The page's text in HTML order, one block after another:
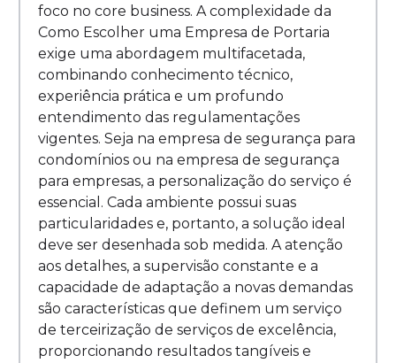
foco no core business. A complexidade da
Como Escolher uma Empresa de Portaria
exige uma abordagem multifacetada,
combinando conhecimento técnico,
experiência prática e um profundo
entendimento das regulamentações
vigentes. Seja na empresa de segurança para
condomínios ou na empresa de segurança
para empresas, a personalização do serviço é
essencial. Cada ambiente possui suas
particularidades e, portanto, a solução ideal
deve ser desenhada sob medida. A atenção
aos detalhes, a supervisão constante e a
capacidade de adaptação a novas demandas
são características que definem um serviço
de terceirização de serviços de excelência,
proporcionando resultados tangíveis e